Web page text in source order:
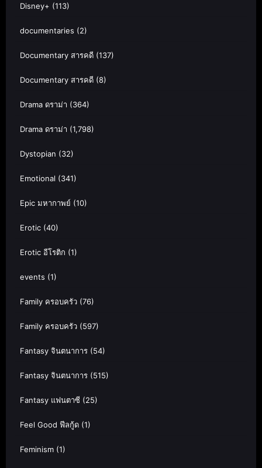
Disney+ (113)
documentaries (2)
Documentary สารคดี (137)
Documentary สารคดี (8)
Drama ดราม่า (364)
Drama ดราม่า (1,798)
Dystopian (32)
Emotional (341)
Epic มหากาพย์ (10)
Erotic (40)
Erotic อีโรติก (1)
events (1)
Family ครอบครัว (76)
Family ครอบครัว (597)
Fantasy จินตนาการ (54)
Fantasy จินตนาการ (515)
Fantasy แฟนตาซี (25)
Feel Good ฟีลกู้ด (1)
Feminism (1)